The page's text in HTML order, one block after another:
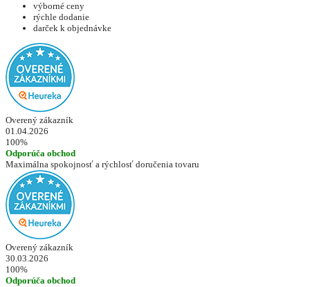
výborné ceny
rýchle dodanie
darček k objednávke
Overený zákazník
01.04.2026
100%
Odporúča obchod
Maximálna spokojnosť a rýchlosť doručenia tovaru
Overený zákazník
30.03.2026
100%
Odporúča obchod